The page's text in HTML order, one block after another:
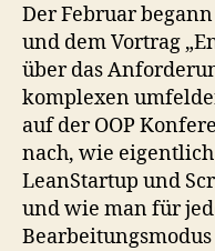
Der Februar
und dem Vortrag
über das
komplexen
auf der OOP
nach, wie
LeanStartup und
und wie man für